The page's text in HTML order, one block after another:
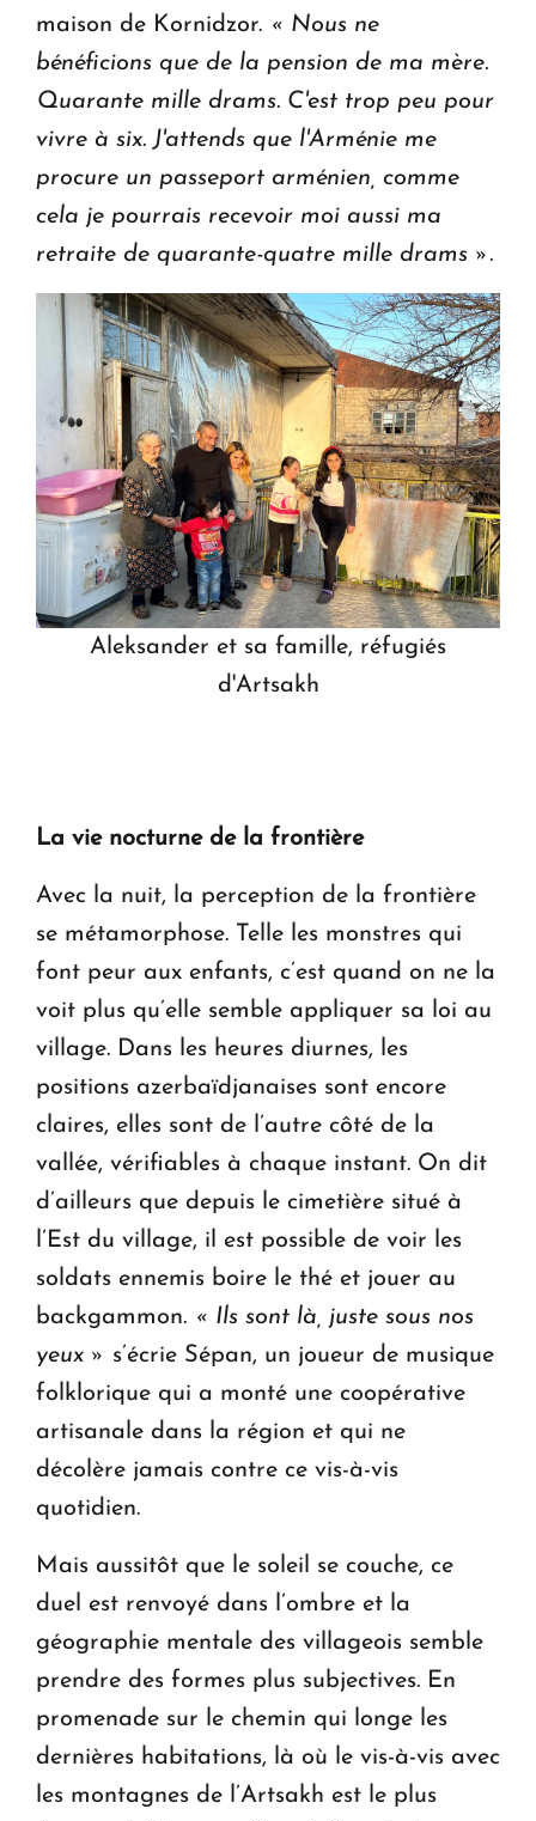
maison de Kornidzor. « Nous ne
bénéficions que de la pension de ma mère.
Quarante mille drams. C'est trop peu pour
vivre à six. J'attends que l'Arménie me
procure un passeport arménien, comme
cela je pourrais recevoir moi aussi ma
retraite de quarante-quatre mille drams ».
Aleksander et sa famille, réfugiés
d'Artsakh
La vie nocturne de la frontière
Avec la nuit, la perception de la frontière
se métamorphose. Telle les monstres qui
font peur aux enfants, c’est quand on ne la
voit plus qu’elle semble appliquer sa loi au
village. Dans les heures diurnes, les
positions azerbaïdjanaises sont encore
claires, elles sont de l’autre côté de la
vallée, vérifiables à chaque instant. On dit
d’ailleurs que depuis le cimetière situé à
l’Est du village, il est possible de voir les
soldats ennemis boire le thé et jouer au
backgammon. « Ils sont là, juste sous nos
yeux » s’écrie Sépan, un joueur de musique
folklorique qui a monté une coopérative
artisanale dans la région et qui ne
décolère jamais contre ce vis-à-vis
quotidien.
Mais aussitôt que le soleil se couche, ce
duel est renvoyé dans l’ombre et la
géographie mentale des villageois semble
prendre des formes plus subjectives. En
promenade sur le chemin qui longe les
dernières habitations, là où le vis-à-vis avec
les montagnes de l’Artsakh est le plus